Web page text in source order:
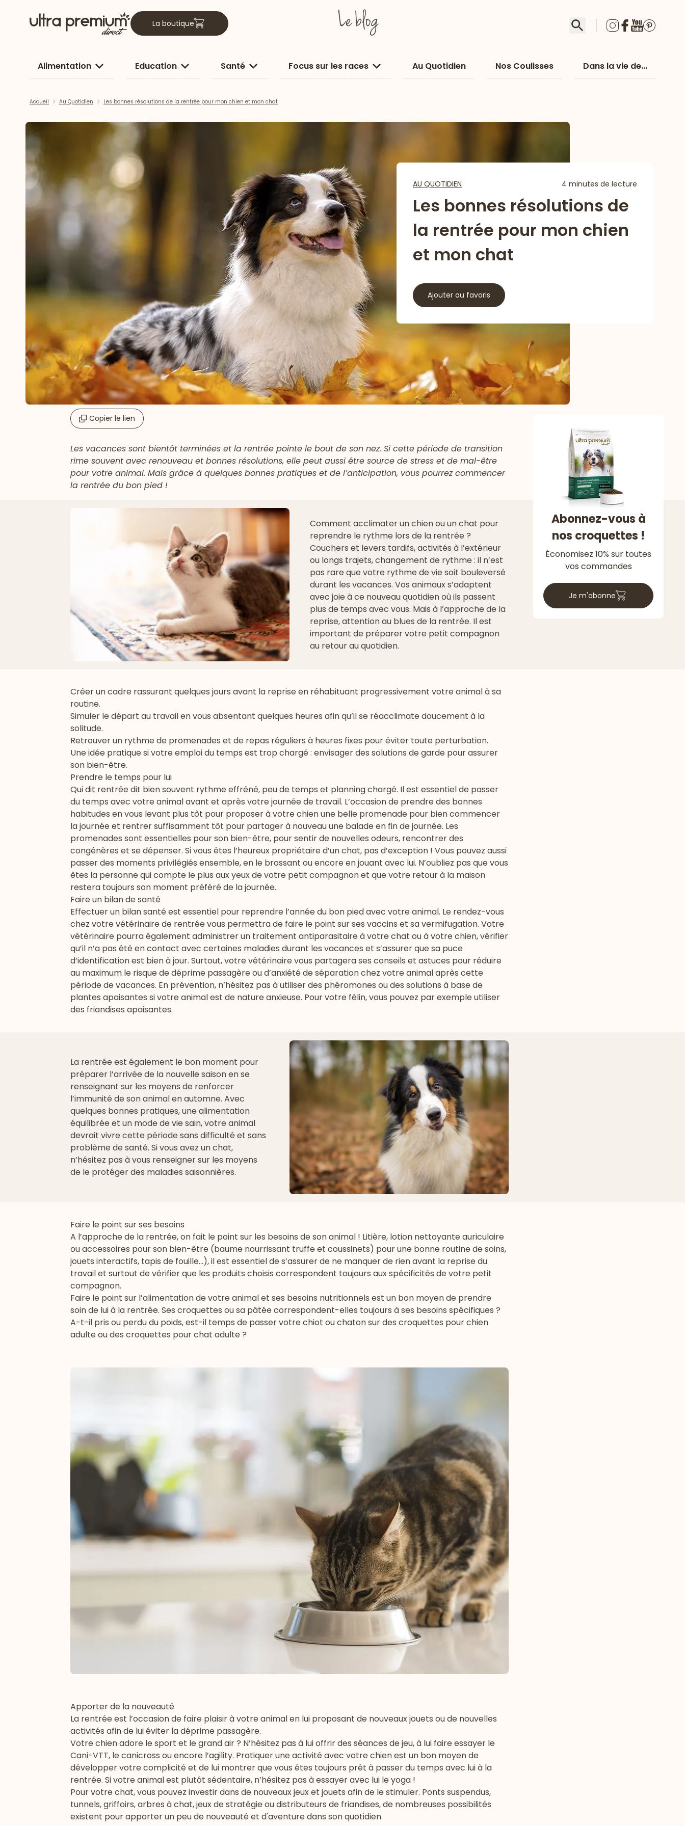
La boutique Rechercher
Alimentation Education Santé Focus sur les races Au Quotidien Nos Coulisses Dans la vie de...
Accueil Au Quotidien Les bonnes résolutions de la rentrée pour mon chien et mon chat
AU QUOTIDIEN 4 minutes de lecture
Les bonnes résolutions de
la rentrée pour mon chien
et mon chat
Ajouter au favoris
Copier le lien
Les vacances sont bientôt terminées et la rentrée pointe le bout de son nez. Si cette période de transition
rime souvent avec renouveau et bonnes résolutions, elle peut aussi être source de stress et de mal-être
pour votre animal. Mais grâce à quelques bonnes pratiques et de l’anticipation, vous pourrez commencer
la rentrée du bon pied !
Comment acclimater un chien ou un chat pour
reprendre le rythme lors de la rentrée ?
Couchers et levers tardifs, activités à l’extérieur
ou longs trajets, changement de rythme : il n’est
pas rare que votre rythme de vie soit bouleversé
durant les vacances. Vos animaux s’adaptent
avec joie à ce nouveau quotidien où ils passent
plus de temps avec vous. Mais à l’approche de la
reprise, attention au blues de la rentrée. Il est
important de préparer votre petit compagnon
au retour au quotidien.
Créer un cadre rassurant quelques jours avant la reprise en réhabituant progressivement votre animal à sa
routine.
Simuler le départ au travail en vous absentant quelques heures afin qu’il se réacclimate doucement à la
solitude.
Retrouver un rythme de promenades et de repas réguliers à heures fixes pour éviter toute perturbation.
Une idée pratique si votre emploi du temps est trop chargé : envisager des solutions de garde pour assurer
son bien-être.
Prendre le temps pour lui
Qui dit rentrée dit bien souvent rythme effréné, peu de temps et planning chargé. Il est essentiel de passer
du temps avec votre animal avant et après votre journée de travail. L’occasion de prendre des bonnes
habitudes en vous levant plus tôt pour proposer à votre chien une belle promenade pour bien commencer
la journée et rentrer suffisamment tôt pour partager à nouveau une balade en fin de journée. Les
promenades sont essentielles pour son bien-être, pour sentir de nouvelles odeurs, rencontrer des
congénères et se dépenser. Si vous êtes l’heureux propriétaire d’un chat, pas d’exception ! Vous pouvez aussi
passer des moments privilégiés ensemble, en le brossant ou encore en jouant avec lui. N’oubliez pas que vous
êtes la personne qui compte le plus aux yeux de votre petit compagnon et que votre retour à la maison
restera toujours son moment préféré de la journée.
Faire un bilan de santé
Effectuer un bilan santé est essentiel pour reprendre l’année du bon pied avec votre animal. Le rendez-vous
chez votre vétérinaire de rentrée vous permettra de faire le point sur ses vaccins et sa vermifugation. Votre
vétérinaire pourra également administrer un traitement antiparasitaire à votre chat ou à votre chien, vérifier
qu’il n’a pas été en contact avec certaines maladies durant les vacances et s’assurer que sa puce
d’identification est bien à jour. Surtout, votre vétérinaire vous partagera ses conseils et astuces pour réduire
au maximum le risque de déprime passagère ou d’anxiété de séparation chez votre animal après cette
période de vacances. En prévention, n’hésitez pas à utiliser des phéromones ou des solutions à base de
plantes apaisantes si votre animal est de nature anxieuse. Pour votre félin, vous pouvez par exemple utiliser
des friandises apaisantes.
La rentrée est également le bon moment pour
préparer l’arrivée de la nouvelle saison en se
renseignant sur les moyens de renforcer
l’immunité de son animal en automne. Avec
quelques bonnes pratiques, une alimentation
équilibrée et un mode de vie sain, votre animal
devrait vivre cette période sans difficulté et sans
problème de santé. Si vous avez un chat,
n’hésitez pas à vous renseigner sur les moyens
de le protéger des maladies saisonnières.
Faire le point sur ses besoins
A l’approche de la rentrée, on fait le point sur les besoins de son animal ! Litière, lotion nettoyante auriculaire
ou accessoires pour son bien-être (baume nourrissant truffe et coussinets) pour une bonne routine de soins,
jouets interactifs, tapis de fouille...), il est essentiel de s’assurer de ne manquer de rien avant la reprise du
travail et surtout de vérifier que les produits choisis correspondent toujours aux spécificités de votre petit
compagnon.
Faire le point sur l’alimentation de votre animal et ses besoins nutritionnels est un bon moyen de prendre
soin de lui à la rentrée. Ses croquettes ou sa pâtée correspondent-elles toujours à ses besoins spécifiques ?
A-t-il pris ou perdu du poids, est-il temps de passer votre chiot ou chaton sur des croquettes pour chien
adulte ou des croquettes pour chat adulte ?
Apporter de la nouveauté
La rentrée est l’occasion de faire plaisir à votre animal en lui proposant de nouveaux jouets ou de nouvelles
activités afin de lui éviter la déprime passagère.
Votre chien adore le sport et le grand air ? N’hésitez pas à lui offrir des séances de jeu, à lui faire essayer le
Cani-VTT, le canicross ou encore l’agility. Pratiquer une activité avec votre chienest un bon moyen de
développer votre complicité et de lui montrer que vous êtes toujours prêt à passer du temps avec lui à la
rentrée. Si votre animal est plutôt sédentaire, n’hésitez pas à essayer avec lui le yoga !
Pour votre chat, vous pouvez investir dans de nouveauxjeuxet jouets afin de le stimuler. Ponts suspendus,
tunnels,griffoirs, arbres à chat, jeux de stratégie ou distributeurs de friandises, de nombreuses possibilités
existent pour apporter un peu de nouveauté et d'aventure dans son quotidien.
Abonnez-vous à
nos croquettes !
Économisez 10% sur toutes
vos commandes
Je m'abonne